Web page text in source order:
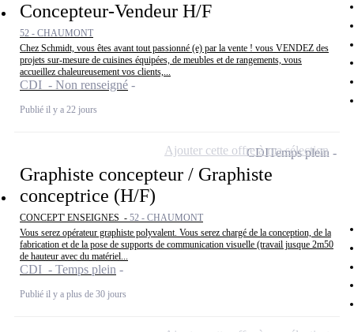
Concepteur-Vendeur H/F
52 - CHAUMONT
Chez Schmidt, vous êtes avant tout passionné (e) par la vente ! vous VENDEZ des
projets sur-mesure de cuisines équipées, de meubles et de rangements, vous
accueillez chaleureusement vos clients,...
CDI - Non renseigné
Publié il y a 22 jours
Graphiste concepteur / Graphiste
conceptrice (H/F)
CONCEPT' ENSEIGNES - 52 - CHAUMONT
Vous serez opérateur graphiste polyvalent. Vous serez chargé de la conception, de la
fabrication et de la pose de supports de communication visuelle (travail jusque 2m50
de hauteur avec du matériel...
CDI - Temps plein
Publié il y a plus de 30 jours
CDITemps plein
Ajouter cette offre à ma sélection